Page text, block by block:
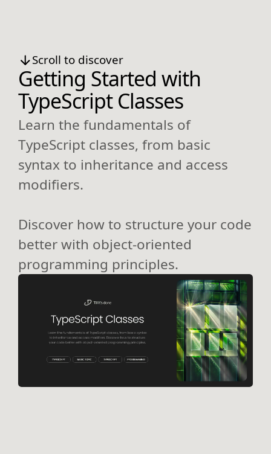
Scroll to discover
Getting Started with
TypeScript Classes
Learn the fundamentals of
TypeScript classes, from basic
syntax to inheritance and access
modifiers.
Discover how to structure your code
better with object-oriented
programming principles.